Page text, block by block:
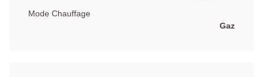
Mode Chauffage
Gaz